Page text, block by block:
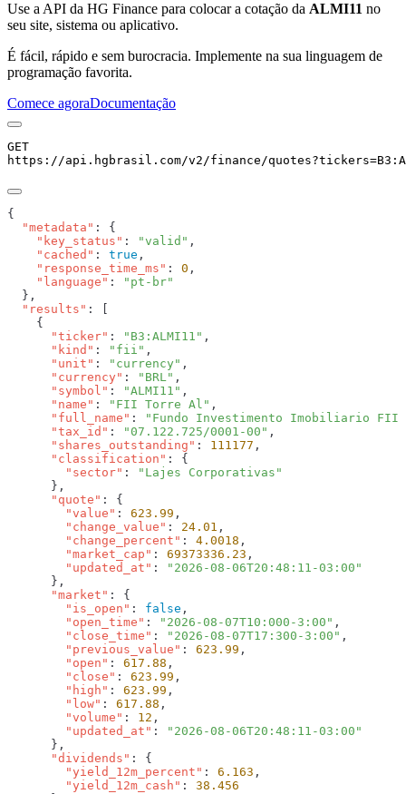
Use a API da HG Finance para colocar a cotação da ALMI11 no
seu site, sistema ou aplicativo.
É fácil, rápido e sem burocracia. Implemente na sua linguagem de
programação favorita.
Comece agoraDocumentação
GET
https://api.hgbrasil.com/v2/finance/quotes?tickers=
  "metadata"
    "key_status"
: "valid"
    "cached"
: true
    "response_time_ms"
: 0
    "language"
:
  "results"
      "ticker"
: "B3:ALMI11"
      "kind"
: "fii"
      "unit"
: "currency"
      "currency"
: "BRL"
      "symbol"
: "ALMI11"
      "name"
: "FII Torre Al"
      "full_name"
:
"Fundo Investimento Imobiliario FII
      "tax_id"
: "07.122.725/0001-00"
      "shares_outstanding"
: 111177
      "classification"
        "sector"
:
      "quote"
        "value"
: 623.99
        "change_value"
: 24.01
        "change_percent"
: 4.0018
        "market_cap"
: 69373336.23
        "updated_at"
:
      "market"
        "is_open"
: false
        "open_time"
: "2026-08-07T10:000-3:00"
        "close_time"
: "2026-08-07T17:300-3:00"
        "previous_value"
: 623.99
        "open"
: 617.88
        "close"
: 623.99
        "high"
: 623.99
        "low"
: 617.88
        "volume"
: 12
        "updated_at"
:
      "dividends"
        "yield_12m_percent"
: 6.163
        "yield_12m_cash"
: